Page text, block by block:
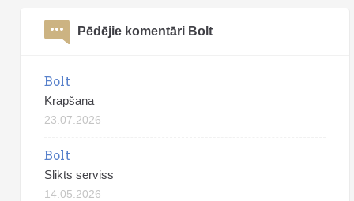
Pēdējie komentāri Bolt
Bolt
Krapšana
23.07.2026
Bolt
Slikts serviss
14.05.2026